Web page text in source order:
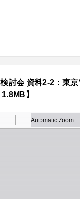
討会 資料2-2：東
】